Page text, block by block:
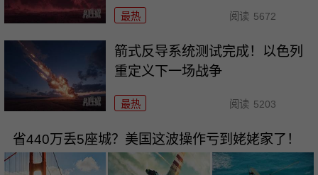
最热 阅读 5672
箭式反导系统测试完成！以色列
重定义下一场战争
最热 阅读 5203
省440万丢5座城？美国这波操作亏到姥姥家了！